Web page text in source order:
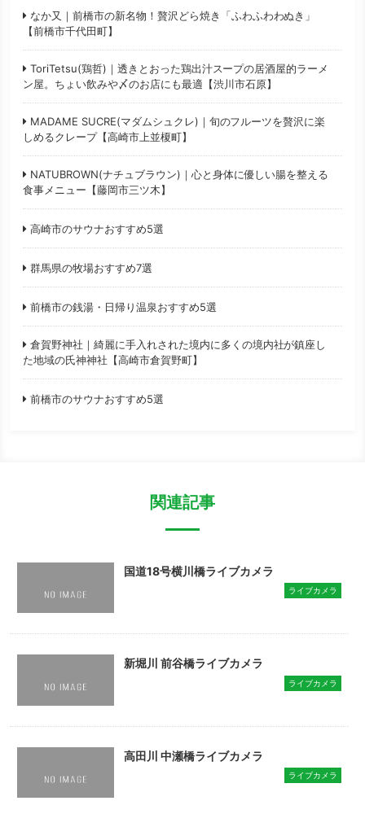
なか又｜前橋市の新名物！贅沢どら焼き「ふわふわわぬき」
【前橋市千代田町】
ToriTetsu(鶏哲)｜透きとおった鶏出汁スープの居酒屋的ラーメ
ン屋。ちょい飲みや〆のお店にも最適【渋川市石原】
MADAME SUCRE(マダムシュクレ)｜旬のフルーツを贅沢に楽
しめるクレープ【高崎市上並榎町】
NATUBROWN(ナチュブラウン)｜心と身体に優しい腸を整える
食事メニュー【藤岡市三ツ木】
高崎市のサウナおすすめ5選
群馬県の牧場おすすめ7選
前橋市の銭湯・日帰り温泉おすすめ5選
倉賀野神社｜綺麗に手入れされた境内に多くの境内社が鎮座し
た地域の氏神神社【高崎市倉賀野町】
前橋市のサウナおすすめ5選
関連記事
国道18号横川橋ライブカメラ
ライブカメラ
新堀川 前谷橋ライブカメラ
ライブカメラ
高田川 中瀬橋ライブカメラ
ライブカメラ